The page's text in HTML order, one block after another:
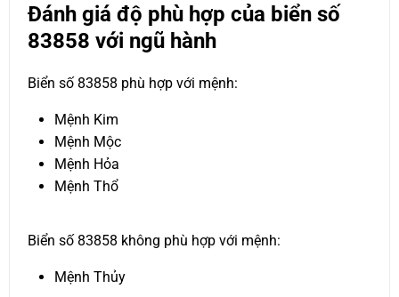
Đánh giá độ phù hợp của biển số
83858 với ngũ hành
Biển số 83858 phù hợp với mệnh:
Mệnh Kim
Mệnh Mộc
Mệnh Hỏa
Mệnh Thổ
Biển số 83858 không phù hợp với mệnh:
Mệnh Thủy